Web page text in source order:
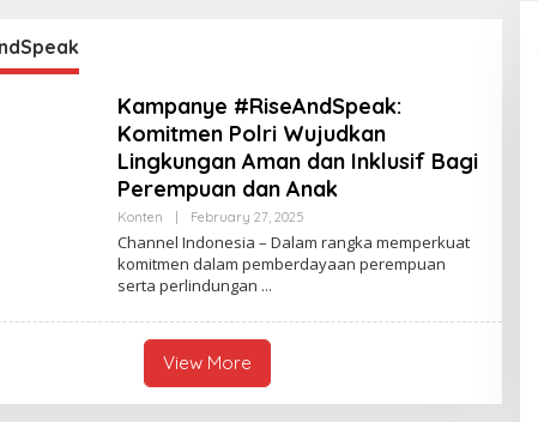
Kampanye #RiseAndSpeak:
Komitmen Polri Wujudkan
Lingkungan Aman dan Inklusif Bagi
Perempuan dan Anak
Konten February 27, 2025
C
H
N
D
Channel Indonesia – Dalam rangka memperkuat
komitmen dalam pemberdayaan perempuan
serta perlindungan
View More